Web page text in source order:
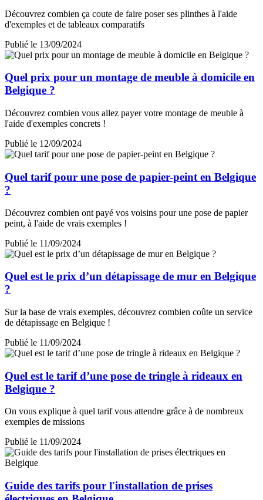
Découvrez combien ça coute de faire poser ses plinthes à l'aide
d'exemples et de tableaux comparatifs
Publié le 13/09/2024
Quel prix pour un montage de meuble à domicile en
Belgique ?
Découvrez combien vous allez payer votre montage de meuble à
l'aide d'exemples concrets !
Publié le 12/09/2024
Quel tarif pour une pose de papier-peint en Belgique
?
Découvrez combien ont payé vos voisins pour une pose de papier
peint, à l'aide de vrais exemples !
Publié le 11/09/2024
Quel est le prix d’un détapissage de mur en Belgique
?
Sur la base de vrais exemples, découvrez combien coûte un service
de détapissage en Belgique !
Publié le 11/09/2024
Quel est le tarif d’une pose de tringle à rideaux en
Belgique ?
On vous explique à quel tarif vous attendre grâce à de nombreux
exemples de missions
Publié le 11/09/2024
Guide des tarifs pour l'installation de prises